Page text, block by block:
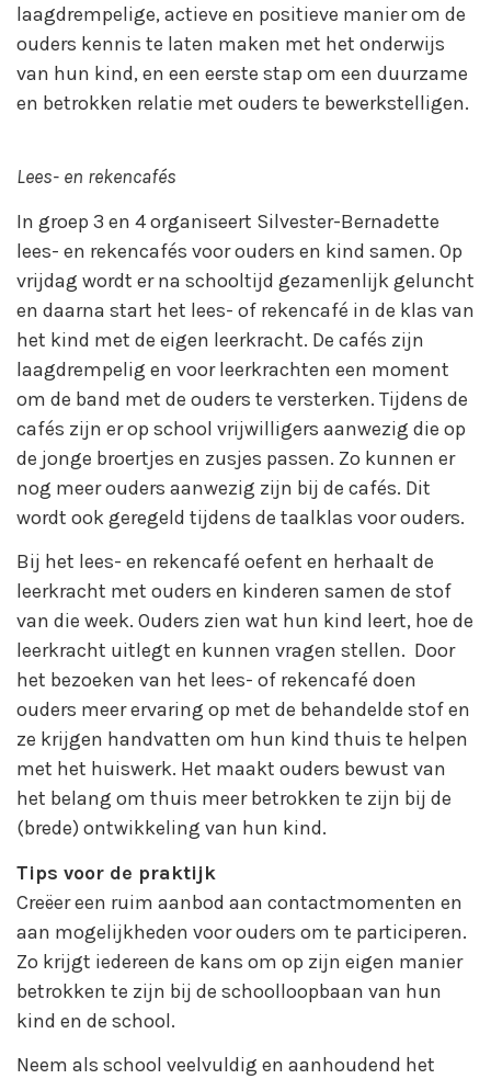
laagdrempelige, actieve en positieve manier om de
ouders kennis te laten maken met het onderwijs
van hun kind, en een eerste stap om een duurzame
en betrokken relatie met ouders te bewerkstelligen.
Lees- en rekencafés
In groep 3 en 4 organiseert Silvester-Bernadette
lees- en rekencafés voor ouders en kind samen. Op
vrijdag wordt er na schooltijd gezamenlijk geluncht
en daarna start het lees- of rekencafé in de klas van
het kind met de eigen leerkracht. De cafés zijn
laagdrempelig en voor leerkrachten een moment
om de band met de ouders te versterken. Tijdens de
cafés zijn er op school vrijwilligers aanwezig die op
de jonge broertjes en zusjes passen. Zo kunnen er
nog meer ouders aanwezig zijn bij de cafés. Dit
wordt ook geregeld tijdens de taalklas voor ouders.
Bij het lees- en rekencafé oefent en herhaalt de
leerkracht met ouders en kinderen samen de stof
van die week. Ouders zien wat hun kind leert, hoe de
leerkracht uitlegt en kunnen vragen stellen. Door
het bezoeken van het lees- of rekencafé doen
ouders meer ervaring op met de behandelde stof en
ze krijgen handvatten om hun kind thuis te helpen
met het huiswerk. Het maakt ouders bewust van
het belang om thuis meer betrokken te zijn bij de
(brede) ontwikkeling van hun kind.
Tips voor de praktijk
Creëer een ruim aanbod aan contactmomenten en
aan mogelijkheden voor ouders om te participeren.
Zo krijgt iedereen de kans om op zijn eigen manier
betrokken te zijn bij de schoolloopbaan van hun
kind en de school.
Neem als school veelvuldig en aanhoudend het